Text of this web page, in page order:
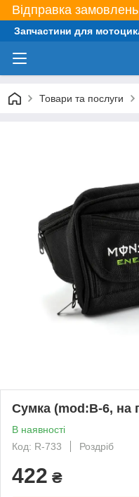
Відправка
Запчастини для
Товари та послуги
Сумка (mod:B-6, на
В наявності
Код: R-733
Роздріб
422 ₴